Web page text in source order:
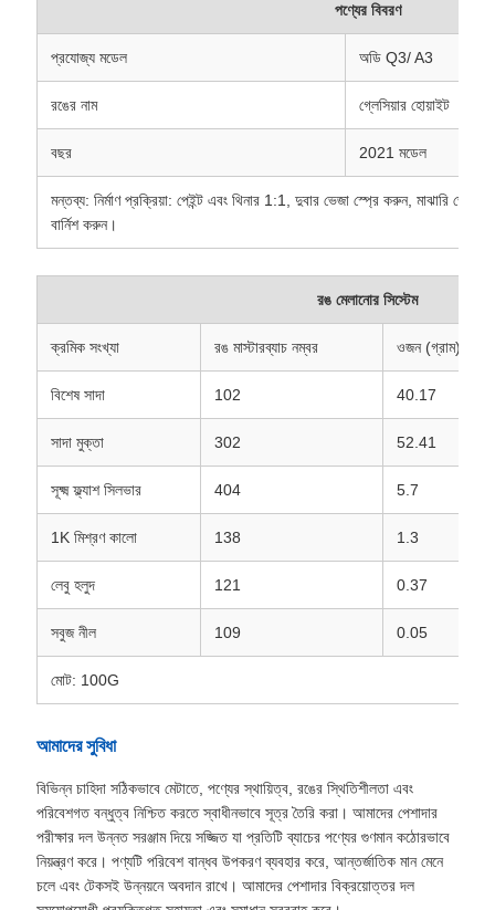
পণ্যের বিবরণ
প্রযোজ্য মডেল অডি Q3/ A3
রঙের নাম গ্লেসিয়ার হোয়াইট
বছর 2021 মডেল
মন্তব্য: নির্মাণ প্রক্রিয়া: পেইন্ট এবং থিনার 1:1, দুবার ভেজা স্প্রে করুন, মাঝারি ভেজা
বার্নিশ করুন।
রঙ মেলানোর সিস্টেম
ক্রমিক সংখ্যা রঙ মাস্টারব্যাচ নম্বর ওজন (গ্রাম)
বিশেষ সাদা 102 40.17
সাদা মুক্তা 302 52.41
সূক্ষ্ম ফ্ল্যাশ সিলভার 404 5.7
1K মিশ্রণ কালো 138 1.3
লেবু হলুদ 121 0.37
সবুজ নীল 109 0.05
মোট: 100G
আমাদের সুবিধা
বিভিন্ন চাহিদা সঠিকভাবে মেটাতে, পণ্যের স্থায়িত্ব, রঙের স্থিতিশীলতা এবং
পরিবেশগত বন্ধুত্ব নিশ্চিত করতে স্বাধীনভাবে সূত্র তৈরি করা। আমাদের পেশাদার
পরীক্ষার দল উন্নত সরঞ্জাম দিয়ে সজ্জিত যা প্রতিটি ব্যাচের পণ্যের গুণমান কঠোরভাবে
নিয়ন্ত্রণ করে। পণ্যটি পরিবেশ বান্ধব উপকরণ ব্যবহার করে, আন্তর্জাতিক মান মেনে
চলে এবং টেকসই উন্নয়নে অবদান রাখে। আমাদের পেশাদার বিক্রয়োত্তর দল